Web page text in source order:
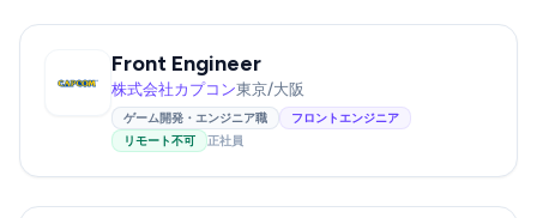
Front Engineer
株式会社カプコン東京/大阪
ゲーム開発・エンジニア職
フロントエンジニア
リモート不可
正社員